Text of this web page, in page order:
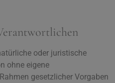
oder juristische
ohne eigene
gesetzlicher Vorgaben